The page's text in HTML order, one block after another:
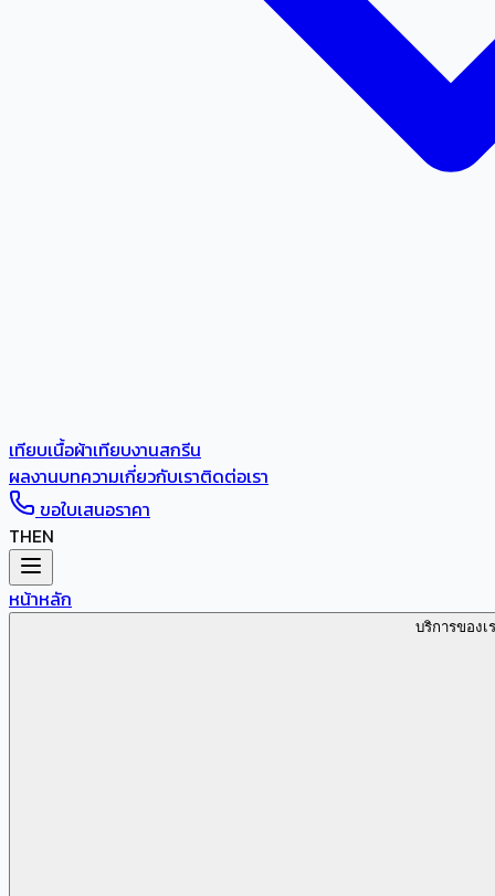
เทียบเนื้อผ้าเทียบงานสกรีน
ผลงานบทความเกี่ยวกับเราติดต่อเรา
ขอใบเสนอราคา
THEN
หน้าหลัก
บริการของเ